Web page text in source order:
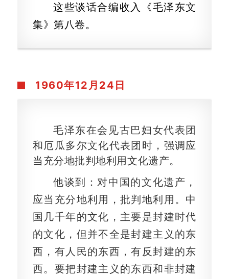
这些谈话合编收入《毛泽东文
集》第八卷。
1960年12月24日
毛泽东在会见古巴妇女代表团
和厄瓜多尔文化代表团时，强调应
当充分地批判地利用文化遗产。
他谈到：对中国的文化遗产，
应当充分地利用，批判地利用。中
国几千年的文化，主要是封建时代
的文化，但并不全是封建主义的东
西，有人民的东西，有反封建的东
西。要把封建主义的东西和非封建